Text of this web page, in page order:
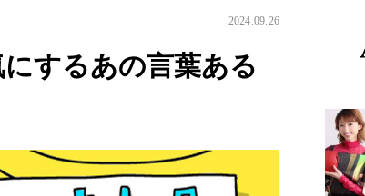
2024.09.26
するあの言葉ある